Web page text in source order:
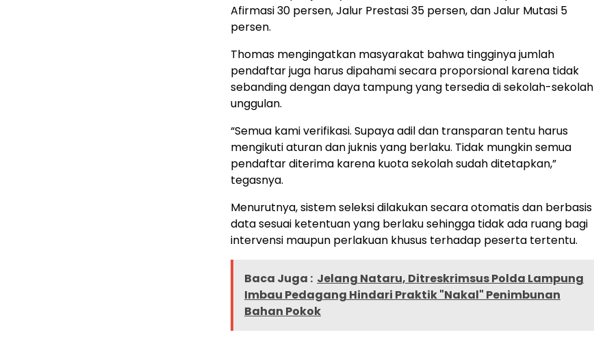
Afirmasi 30 persen, Jalur Prestasi 35 persen, dan Jalur Mutasi 5
persen.
Thomas mengingatkan masyarakat bahwa tingginya jumlah
pendaftar juga harus dipahami secara proporsional karena tidak
sebanding dengan daya tampung yang tersedia di sekolah-sekolah
unggulan.
“Semua kami verifikasi. Supaya adil dan transparan tentu harus
mengikuti aturan dan juknis yang berlaku. Tidak mungkin semua
pendaftar diterima karena kuota sekolah sudah ditetapkan,”
tegasnya.
Menurutnya, sistem seleksi dilakukan secara otomatis dan berbasis
data sesuai ketentuan yang berlaku sehingga tidak ada ruang bagi
intervensi maupun perlakuan khusus terhadap peserta tertentu.
Baca Juga : Jelang Nataru, Ditreskrimsus Polda Lampung
Imbau Pedagang Hindari Praktik "Nakal" Penimbunan
Bahan Pokok